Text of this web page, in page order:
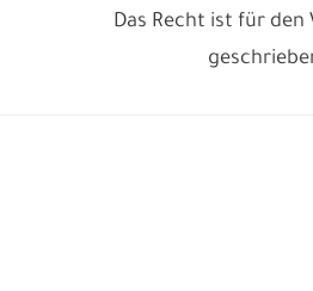
Das Recht ist für den